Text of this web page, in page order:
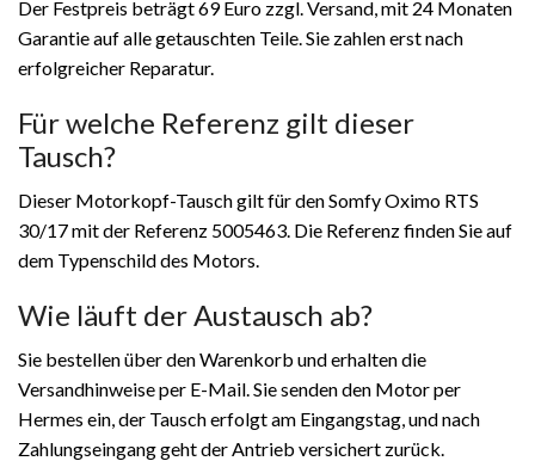
Der Festpreis beträgt 69 Euro zzgl. Versand, mit 24 Monaten
Garantie auf alle getauschten Teile. Sie zahlen erst nach
erfolgreicher Reparatur.
Für welche Referenz gilt dieser
Tausch?
Dieser Motorkopf-Tausch gilt für den Somfy Oximo RTS
30/17 mit der Referenz 5005463. Die Referenz finden Sie auf
dem Typenschild des Motors.
Wie läuft der Austausch ab?
Sie bestellen über den Warenkorb und erhalten die
Versandhinweise per E-Mail. Sie senden den Motor per
Hermes ein, der Tausch erfolgt am Eingangstag, und nach
Zahlungseingang geht der Antrieb versichert zurück.